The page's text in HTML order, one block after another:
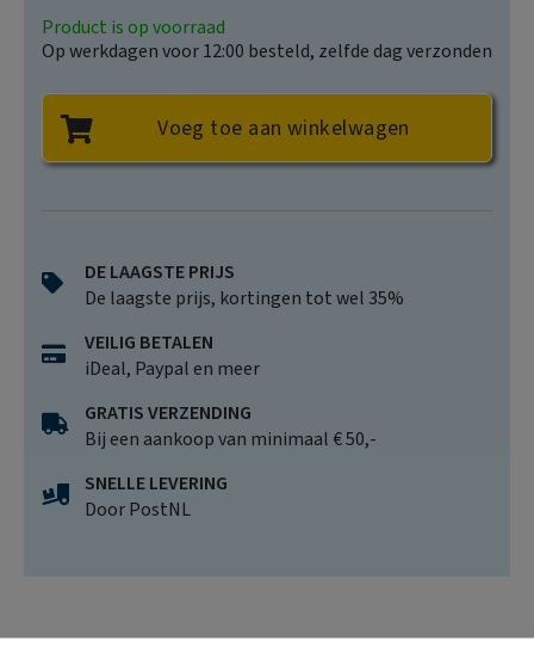
Product is op voorraad
Op werkdagen voor 12:00 besteld, zelfde dag verzonden
Voeg toe aan winkelwagen
DE LAAGSTE PRIJS
De laagste prijs, kortingen tot wel 35%
VEILIG BETALEN
iDeal, Paypal en meer
GRATIS VERZENDING
Bij een aankoop van minimaal € 50,-
SNELLE LEVERING
Door PostNL